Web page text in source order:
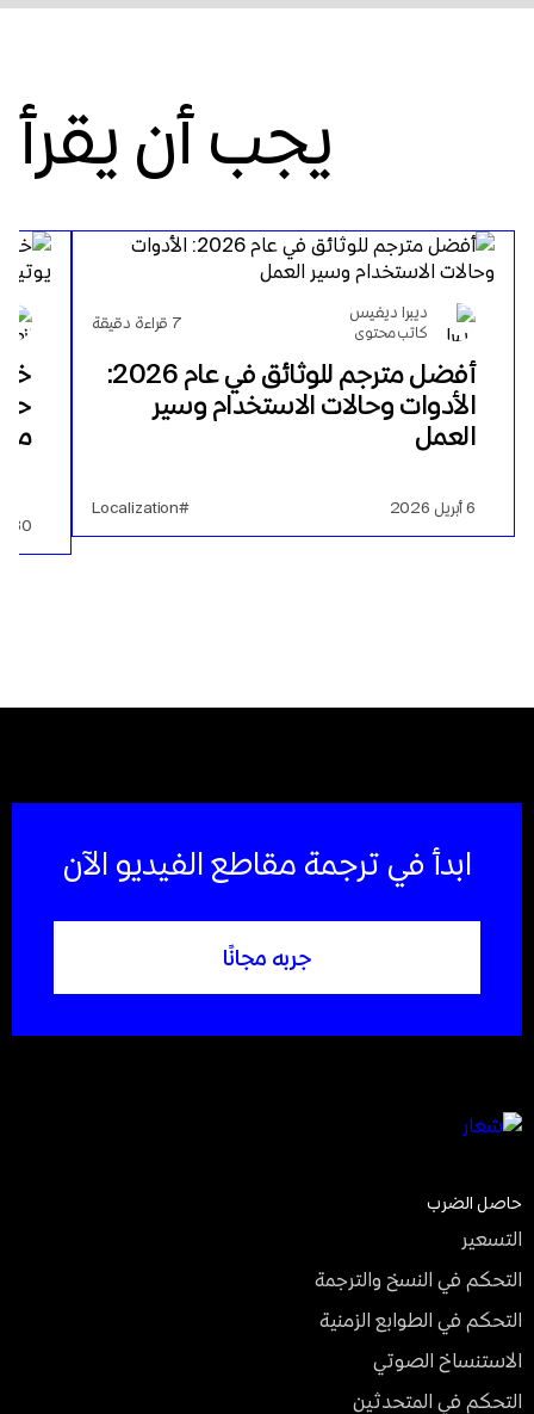
يجب أن يقرأ
ديبرا ديفيس
كاتب محتوى
7 قراءة دقيقة
أفضل مترجم للوثائق في عام 2026:
الأدوات وحالات الاستخدام وسير
العمل
6 أبريل 2026 #Localization
30 مايو 2024
ابدأ في ترجمة مقاطع الفيديو الآن
جربه مجانًا
حاصل الضرب
التسعير
التحكم في النسخ والترجمة
التحكم في الطوابع الزمنية
الاستنساخ الصوتي
التحكم في المتحدثين